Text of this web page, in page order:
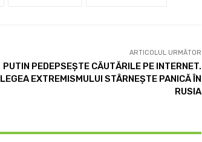
ARTICOLUL URMĂTOR
PUTIN PEDEPSEȘTE CĂUTĂRILE PE INTERNET.
LEGEA EXTREMISMULUI STÂRNEȘTE PANICĂ ÎN
RUSIA